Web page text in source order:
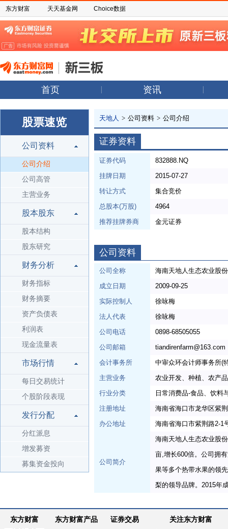
东方财富 天天基金网 Choice数据
首页 资讯
股票速览
公司资料
公司介绍
公司高管
主营业务
股本股东
股本结构
股东研究
财务分析
财务指标
财务摘要
资产负债表
利润表
现金流量表
市场行情
每日交易统计
个股阶段表现
发行分配
分红派息
增发募资
募集资金投向
天地人 > 公司资料 > 公司介绍
证券资料
证券代码
832888.NQ
挂牌日期
2015-07-27
转让方式
集合竞价
总股本(万股)
4964
推荐挂牌券商
金元证券
公司资料
公司全称
海南天地人生态农业股
成立日期
2009-09-25
实际控制人
徐咏梅
法人代表
徐咏梅
公司电话
0898-68505055
公司邮箱
tiandirenfarm@163.com
会计事务所
中审众环会计师事务所(
主营业务
农业开发、种植、农产
行业分类
日常消费品-食品、饮料
注册地址
海南省海口市龙华区紫
办公地址
海南省海口市紫荆路2-1
公司简介
海南天地人生态农业股
亩,增长600倍。公司拥
果等多个热带水果的领
梨的领导品牌。2015年
东方财富 东方财富产品 证券交易 关注东方财富